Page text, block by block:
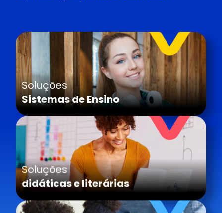
Soluções
Sistemas de Ensino
Soluções
didáticas e literárias